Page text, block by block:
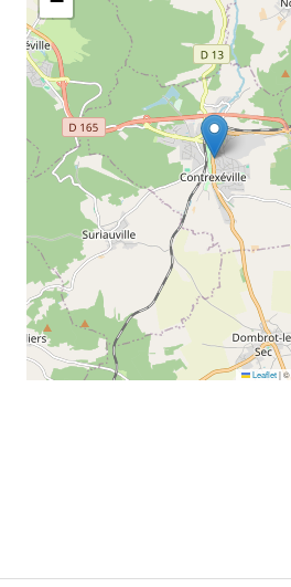
Leaflet |©